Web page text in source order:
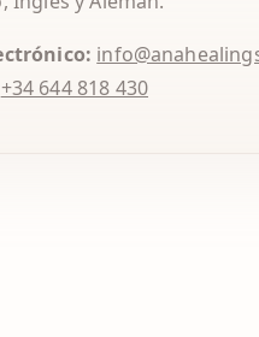
+34 644 818 430